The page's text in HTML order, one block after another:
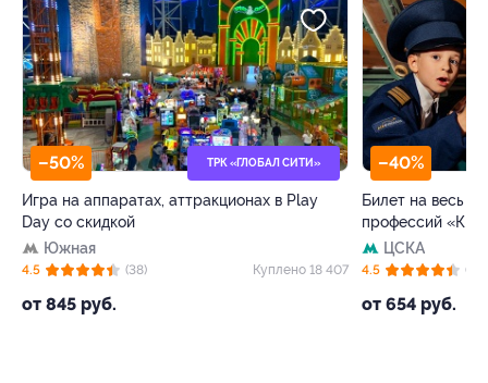
–50% ТРК «ГЛОБАЛ СИТИ»
Игра на аппаратах, аттракционах в Play
Day со скидкой
Южная
от 845 руб.
4.5 (38) Куплено 18 407
–40%
Билет на весь
профессий
ЦСКА
от 654 руб.
4.5 (63)